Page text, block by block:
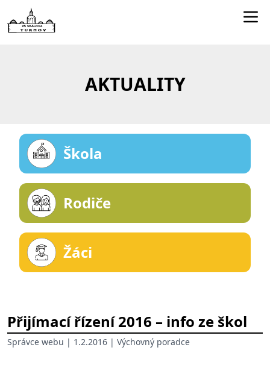
Kontakty
AKTUALITY
Škola
Rodiče
Žáci
Přijímací řízení 2016 – info ze škol
Správce webu | 1.2.2016 | Výchovný poradce